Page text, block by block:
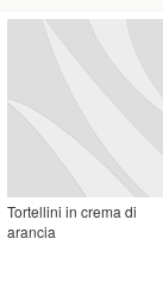
Tortellini in crema di
arancia